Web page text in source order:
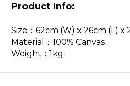
Product Info:
Size：62cm (W) x 26cm (L) x
Material：100% Canvas
Weight：1kg